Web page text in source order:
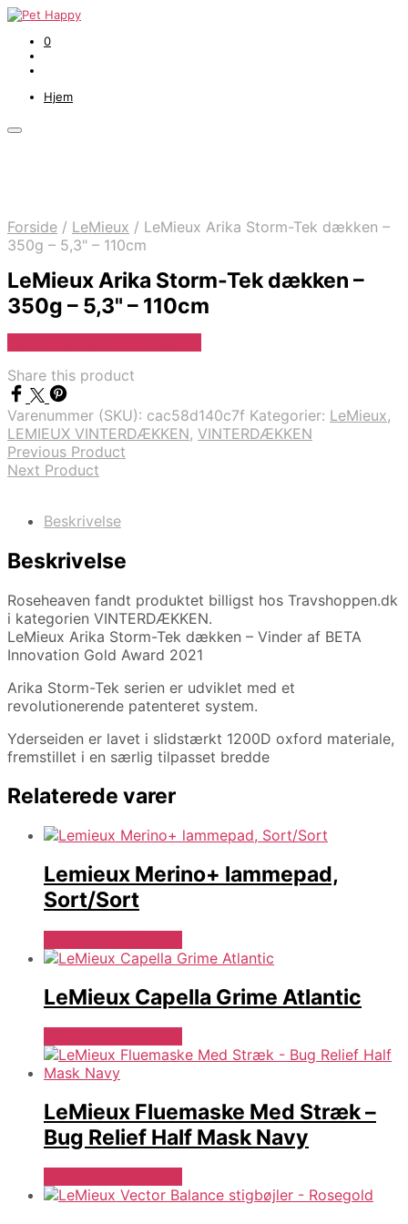
0
Hjem
Forside / LeMieux / LeMieux Arika Storm-Tek dækken –
350g – 5,3" – 110cm
LeMieux Arika Storm-Tek dækken –
350g – 5,3" – 110cm
Share this product
Varenummer (SKU): cac58d140c7f Kategorier: LeMieux,
LEMIEUX VINTERDÆKKEN, VINTERDÆKKEN
Previous Product
Next Product
Beskrivelse
Beskrivelse
Roseheaven fandt produktet billigst hos Travshoppen.dk
i kategorien VINTERDÆKKEN.
LeMieux Arika Storm-Tek dækken – Vinder af BETA
Innovation Gold Award 2021
Arika Storm-Tek serien er udviklet med et
revolutionerende patenteret system.
Yderseiden er lavet i slidstærkt 1200D oxford materiale,
fremstillet i en særlig tilpasset bredde
Relaterede varer
Lemieux Merino+ lammepad,
Sort/Sort
LeMieux Capella Grime Atlantic
LeMieux Fluemaske Med Stræk –
Bug Relief Half Mask Navy